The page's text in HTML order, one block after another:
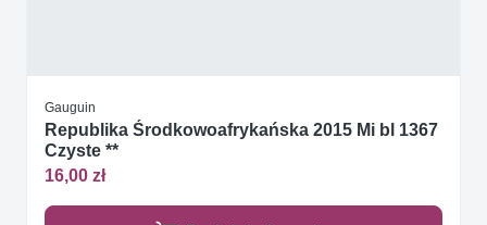
Gauguin
Republika Środkowoafrykańska 2015 Mi bl 1367
Czyste **
16,00 zł